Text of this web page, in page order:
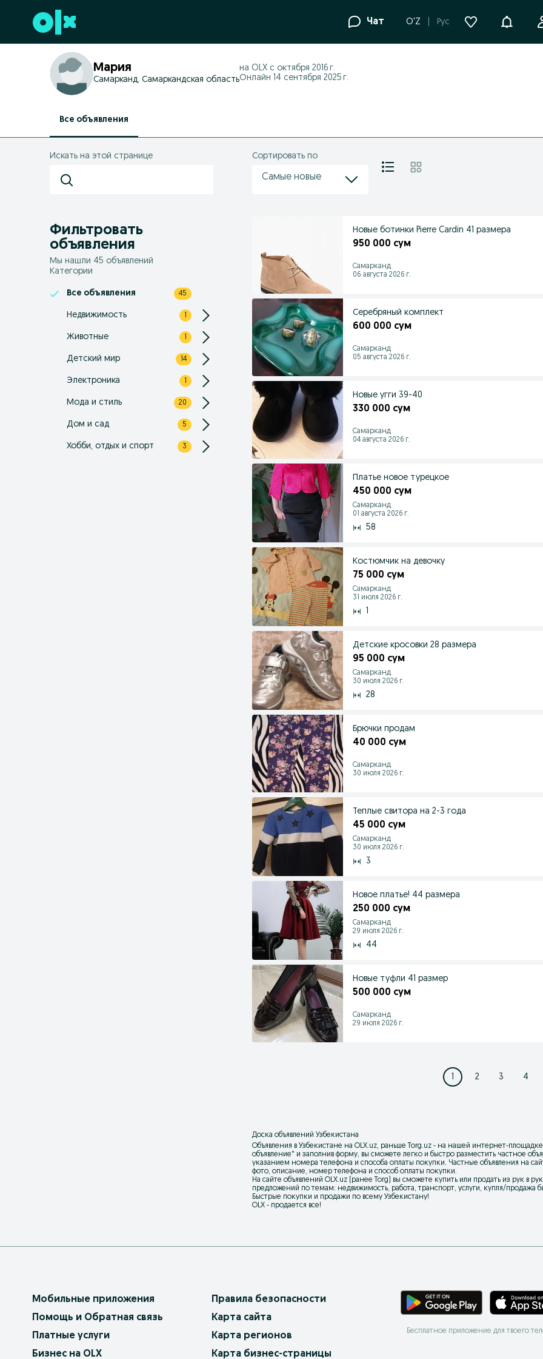
Перейти к нижнему колонтитулу Чат O'Z Рус
Мария
Самарканд, Самаркандская область
на OLX с октября 2016 г.
Онлайн 14 сентября 2025 г.
Все объявления
Искать на этой странице
Фильтровать
объявления
Мы нашли 45 объявлений
Категории
Все объявления 45
Недвижимость 1
Животные 1
Детский мир 14
Электроника 1
Мода и стиль 20
Дом и сад 5
Хобби, отдых и спорт 3
Сортировать по
Самые новые
Новые ботинки Pierre Cardin 41 размера
950 000 сум
Самарканд
06 августа 2026 г.
Серебряный комплект
600 000 сум
Самарканд
05 августа 2026 г.
Новые угги 39-40
330 000 сум
Самарканд
04 августа 2026 г.
Платье новое турецкое
450 000 сум
Самарканд
01 августа 2026 г.
58
Костюмчик на девочку
75 000 сум
Самарканд
31 июля 2026 г.
1
Детские кросовки 28 размера
95 000 сум
Самарканд
30 июля 2026 г.
28
Брючки продам
40 000 сум
Самарканд
30 июля 2026 г.
Теплые свитора на 2-3 года
45 000 сум
Самарканд
30 июля 2026 г.
3
Новое платье! 44 размера
250 000 сум
Самарканд
29 июля 2026 г.
44
Новые туфли 41 размер
500 000 сум
Самарканд
29 июля 2026 г.
1 2 3 4
Доска объявлений Узбекистана
Объявления в Узбекистане на OLX.uz, раньше Torg.uz - на нашей интернет-
объявление" и заполнив форму, вы сможете легко и быстро разместить частное
указанием номера телефона и способа оплаты покупки. Частные объявления на
фото, описание, номер телефона и способ оплаты покупки.
На сайте объявлений OLX.uz (ранее Torg) вы сможете купить или продать из рук в
предложений по темам: недвижимость, работа, транспорт, услуги, купля/продажа
Быстрые покупки и продажи по всему Узбекистану!
OLX - продается все!
Мобильные приложения
Помощь и Обратная связь
Платные услуги
Бизнес на OLX
Правила безопасности
Карта сайта
Карта регионов
Карта бизнес-страницы
Бесплатное приложение для твоего